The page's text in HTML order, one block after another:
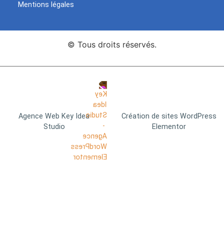
Mentions légales
© Tous droits réservés.
Agence Web Key Idea
Studio
Création de sites WordPress
Elementor